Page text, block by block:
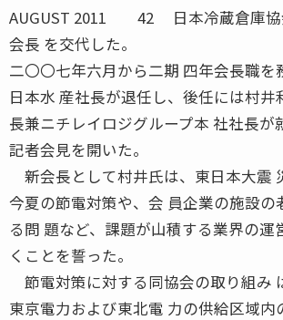
AUGUST 2011 42 日本冷蔵倉庫協
会長 を交代した。
二〇〇七年六月から二期 四年会長職を
日本水 産社長が退任し、後任には村井
長兼ニチレイロジグループ本 社社長が
記者会見を開いた。
新会長として村井氏は、東日本大震
今夏の節電対策や、会 員企業の施設の
る問 題など、課題が山積する業界の運
くことを誓った。
節電対策に対する同協会の取り組み
東京電力および東北電 力の供給区域内